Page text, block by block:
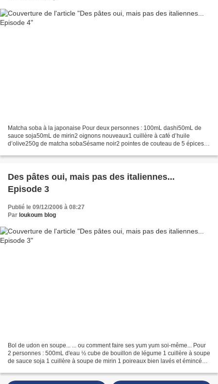
Matcha soba à la japonaise Pour deux personnes : 100mL dashi50mL de
sauce soja50mL de mirin2 oignons nouveaux1 cuillère à café d’huile
d’olive250g de matcha sobaSésame noir2 pointes de couteau de 5 épices
Des pâtes oui, mais pas des italiennes...
Episode 3
Publié le 09/12/2006 à 08:27
Par loukoum blog
Bol de udon en soupe... ... ou comment faire ses yum yum soi-même... Pour
2 personnes : 500mL d'eau ½ cube de bouillon de légume 1 cuillère à soupe
de sauce soja 1 cuillère à soupe de mirin 1 poireaux bien lavés et émincés